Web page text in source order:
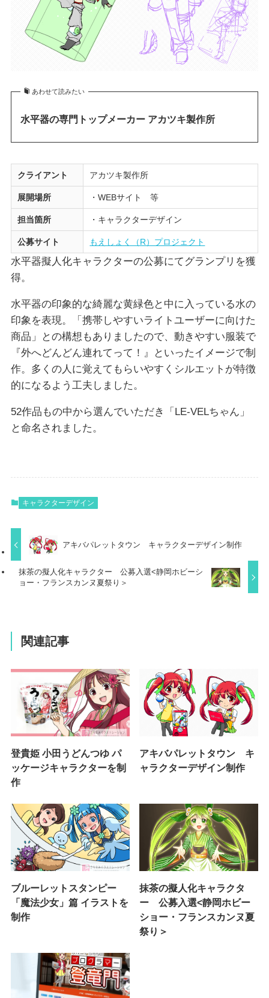
あわせて読みたい
水平器の専門トップメーカー アカツキ製作所
クライアント アカツキ製作所
展開場所 ・WEBサイト 等
担当箇所 ・キャラクターデザイン
公募サイト もえしょく（R）プロジェクト
水平器擬人化キャラクターの公募にてグランプリを獲
得。
水平器の印象的な綺麗な黄緑色と中に入っている水の
印象を表現。「携帯しやすいライトユーザーに向けた
商品」との構想もありましたので、動きやすい服装で
『外へどんどん連れてって！』といったイメージで制
作。多くの人に覚えてもらいやすくシルエットが特徴
的になるよう工夫しました。
52作品もの中から選んでいただき「LE-VELちゃん」
と命名されました。
キャラクターデザイン
アキバパレットタウン キャラクターデザイン制作
抹茶の擬人化キャラクター 公募入選<静岡ホビーシ
ョー・フランスカンヌ夏祭り＞
関連記事
登貴姫 小田うどんつゆ パ
ッケージキャラクターを制
作
アキバパレットタウン キ
ャラクターデザイン制作
ブルーレットスタンピー
「魔法少女」篇 イラストを
制作
抹茶の擬人化キャラクタ
ー 公募入選<静岡ホビー
ショー・フランスカンヌ夏
祭り＞